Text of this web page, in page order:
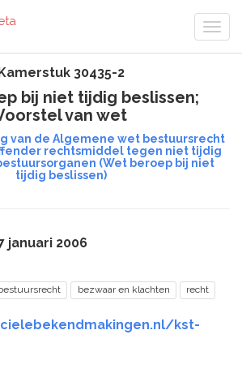
30435-2
bij niet tijdig beslissen;
van wet
van de Algemene wet bestuursrecht
rechtsmiddel tegen niet tijdig
(Wet beroep bij niet
tijdig beslissen)
januari 2006
bezwaar en klachten recht
kst-